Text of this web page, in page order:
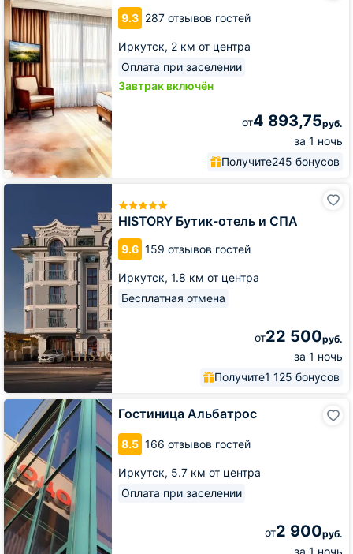
9.3 287 отзывов гостей
Иркутск, 2 км от центра
Оплата при заселении
Завтрак включён
от4 893,75руб.
за 1 ночь
Получите245 бонусов
Hotel
HISTORY Бутик-отель и СПА
9.6 159 отзывов гостей
Иркутск, 1.8 км от центра
Бесплатная отмена
от22 500руб.
за 1 ночь
Получите1 125 бонусов
HISTORY
СПА
Гостиница Альбатрос
8.5 166 отзывов гостей
Иркутск, 5.7 км от центра
Оплата при заселении
от2 900руб.
за 1 ночь
Гостиница
Альбатрос